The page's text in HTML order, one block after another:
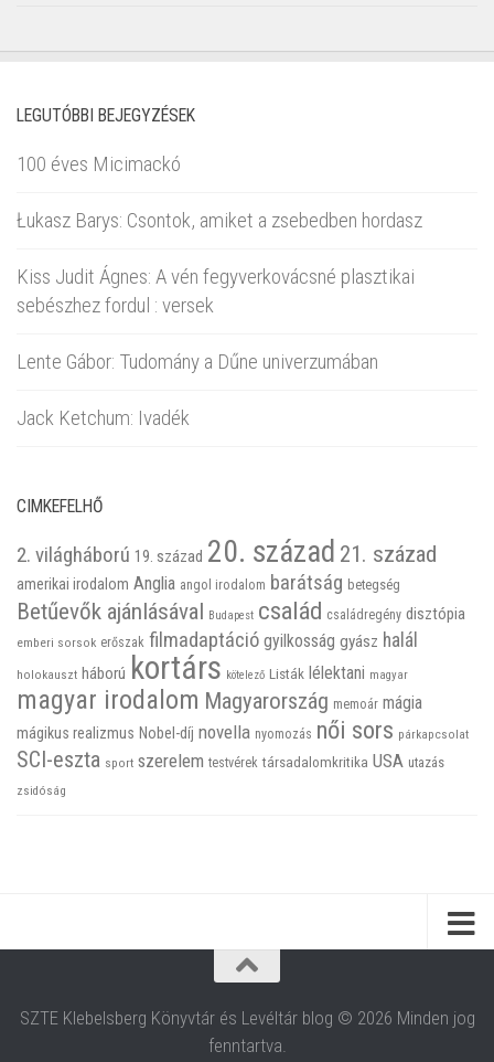
LEGUTÓBBI BEJEGYZÉSEK
100 éves Micimackó
Łukasz Barys: Csontok, amiket a zsebedben hordasz
Kiss Judit Ágnes: A vén fegyverkovácsné plasztikai
sebészhez fordul : versek
Lente Gábor: Tudomány a Dűne univerzumában
Jack Ketchum: Ivadék
CIMKEFELHŐ
2. világháború 19. század 20. század 21. század
amerikai irodalom Anglia angol irodalom barátság betegség
Betűevők ajánlásával Budapest család családregény disztópia
emberi sorsok erőszak filmadaptáció gyilkosság gyász halál
holokauszt háború kortárs kötelező Listák lélektani magyar
magyar irodalom Magyarország memoár mágia
mágikus realizmus Nobel-díj novella nyomozás női sors párkapcsolat
SCI-eszta sport szerelem testvérek társadalomkritika USA utazás
zsidóság
SZTE Klebelsberg Könyvtár és Levéltár blog © 2026 Minden jog
fenntartva.